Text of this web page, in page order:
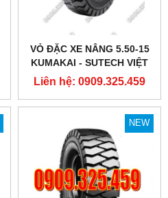
VỎ ĐẶC XE NÂNG 5.50-15
KUMAKAI - SUTECH VIỆT
NAM
Liên hệ: 0909.325.459
NEW